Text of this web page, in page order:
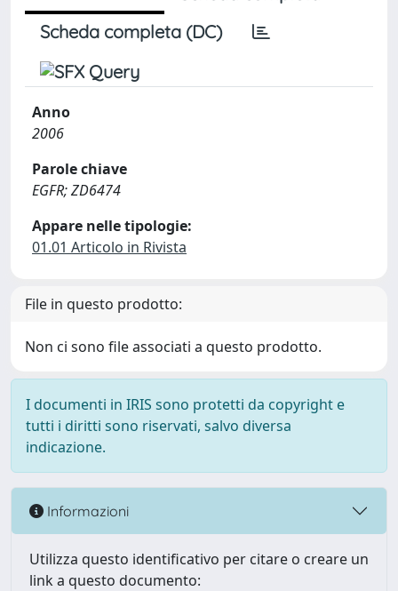
Scheda completa (DC)
Anno
2006
Parole chiave
EGFR; ZD6474
Appare nelle tipologie:
01.01 Articolo in Rivista
File in questo prodotto:
Non ci sono file associati a questo prodotto.
I documenti in IRIS sono protetti da copyright e
tutti i diritti sono riservati, salvo diversa
indicazione.
Informazioni
Utilizza questo identificativo per citare o creare un
link a questo documento: